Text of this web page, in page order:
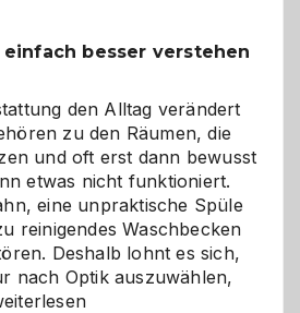
besser verstehen
den Alltag verändert
zu den Räumen, die
und oft erst dann bewusst
etwas nicht funktioniert.
eine unpraktische Spüle
reinigendes Waschbecken
Deshalb lohnt es sich,
nach Optik auszuwählen,